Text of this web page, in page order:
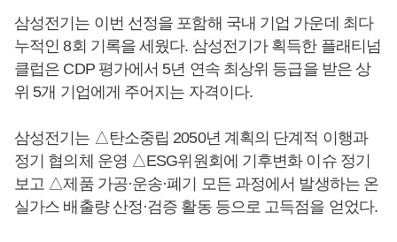
삼성전기는 이번 선정을 포함해 국내 기업 가운데 최다
누적인 8회 기록을 세웠다. 삼성전기가 획득한 플래티넘
클럽은 CDP 평가에서 5년 연속 최상위 등급을 받은 상
위 5개 기업에게 주어지는 자격이다.
삼성전기는 △탄소중립 2050년 계획의 단계적 이행과
정기 협의체 운영 △ESG위원회에 기후변화 이슈 정기
보고 △제품 가공·운송·폐기 모든 과정에서 발생하는 온
실가스 배출량 산정·검증 활동 등으로 고득점을 얻었다.